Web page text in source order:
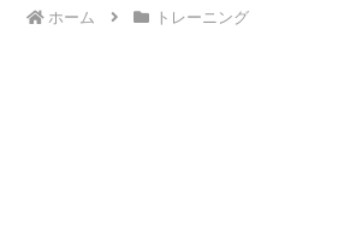
ホーム トレーニング